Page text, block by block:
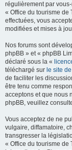
régulièrement par
« Office du tourisme de
effectuées, vous
modifiées et mises à
Nos forums sont
phpBB » et « phpBB
déclaré sous la «
téléchargé sur le site
de faciliter les
être tenu comme
acceptons et que nous
phpBB, veuillez
Vous acceptez de ne
vulgaire, diffamatoire,
transgresser la
« Office du tourisme de